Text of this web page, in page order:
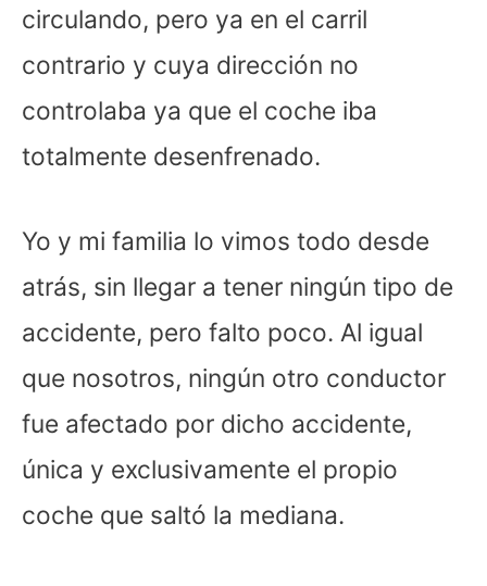
circulando, pero ya en el carril
contrario y cuya dirección no
controlaba ya que el coche iba
totalmente desenfrenado.
Yo y mi familia lo vimos todo desde
atrás, sin llegar a tener ningún tipo de
accidente, pero falto poco. Al igual
que nosotros, ningún otro conductor
fue afectado por dicho accidente,
única y exclusivamente el propio
coche que saltó la mediana.